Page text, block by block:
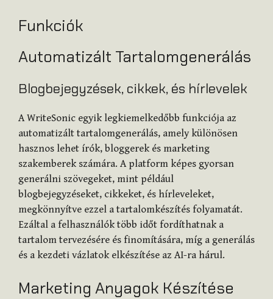
Funkciók
Automatizált Tartalomgenerálás
Blogbejegyzések, cikkek, és hírlevelek
A WriteSonic egyik legkiemelkedőbb funkciója az
automatizált tartalomgenerálás, amely különösen
hasznos lehet írók, bloggerek és marketing
szakemberek számára. A platform képes gyorsan
generálni szövegeket, mint például
blogbejegyzéseket, cikkeket, és hírleveleket,
megkönnyítve ezzel a tartalomkészítés folyamatát.
Ezáltal a felhasználók több időt fordíthatnak a
tartalom tervezésére és finomítására, míg a generálás
és a kezdeti vázlatok elkészítése az AI-ra hárul.
Marketing Anyagok Készítése